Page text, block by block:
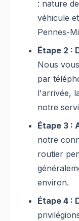
: nature
véhicule
Pennes-
Étape 2 :
Nous
par
l'arrivée,
notre
Étape 3 :
notre
routier
environ.
Étape 4 :